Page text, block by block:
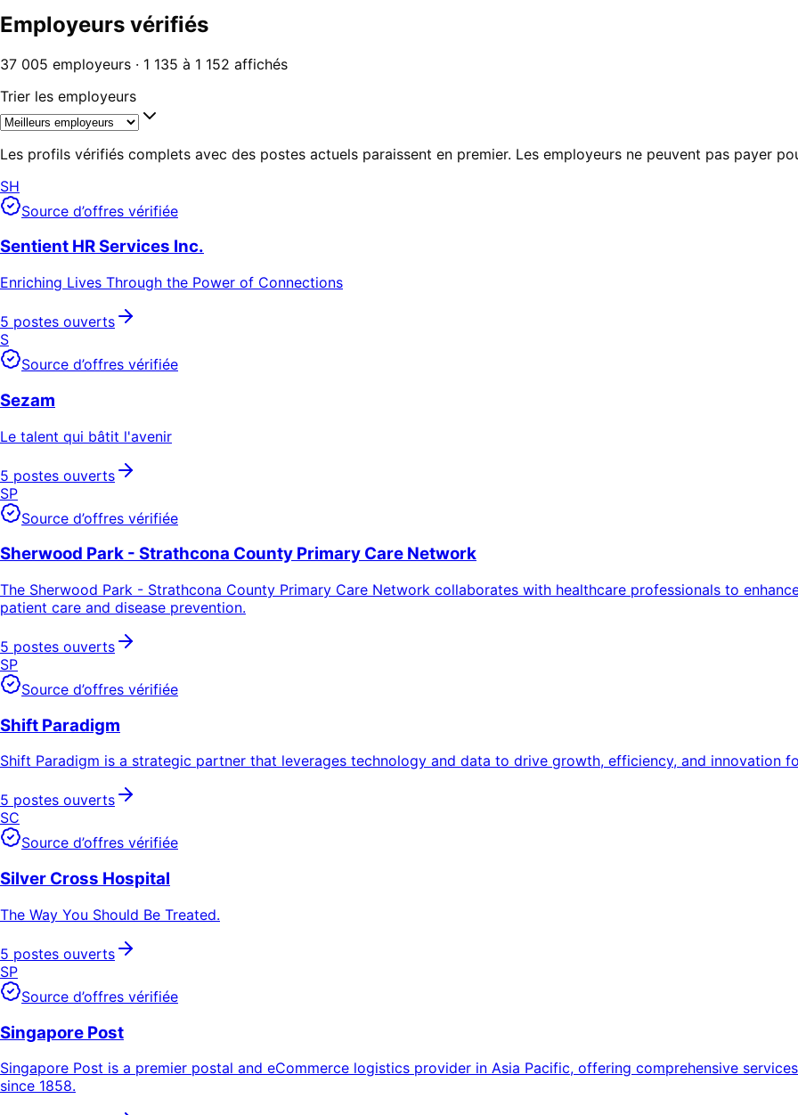
Employeurs vérifiés
37 005 employeurs · 1 135 à 1 152 affichés
Trier les employeurs
Les profils vérifiés complets avec des postes actuels paraissent en premier. Les employeurs ne peuvent pas payer
SH
Source d’offres vérifiée
Sentient HR Services Inc.
Enriching Lives Through the Power of Connections
5 postes ouverts
S
Source d’offres vérifiée
Sezam
Le talent qui bâtit l'avenir
5 postes ouverts
SP
Source d’offres vérifiée
Sherwood Park - Strathcona County Primary Care Network
The Sherwood Park - Strathcona County Primary Care Network collaborates with healthcare professionals to
patient care and disease prevention.
5 postes ouverts
SP
Source d’offres vérifiée
Shift Paradigm
Shift Paradigm is a strategic partner that leverages technology and data to drive growth, efficiency, and innovation
5 postes ouverts
SC
Source d’offres vérifiée
Silver Cross Hospital
The Way You Should Be Treated.
5 postes ouverts
SP
Source d’offres vérifiée
Singapore Post
Singapore Post is a premier postal and eCommerce logistics provider in Asia Pacific, offering comprehensive
since 1858.